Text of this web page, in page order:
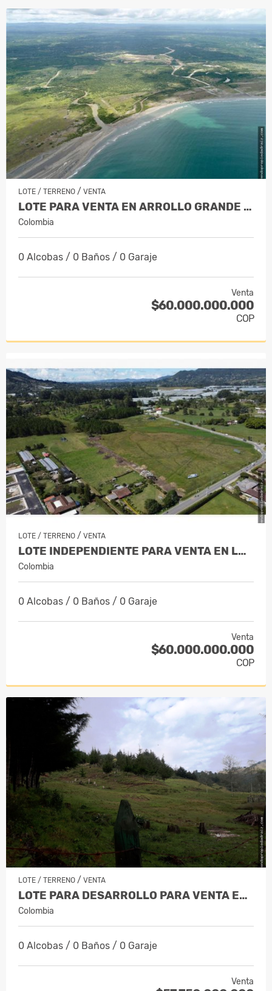
LOTE / TERRENO / VENTA
LOTE PARA VENTA EN ARROLLO GRANDE / VÍ…
Colombia
0 Alcobas / 0 Baños / 0 Garaje
Venta
$60.000.000.000
COP
LOTE / TERRENO / VENTA
LOTE INDEPENDIENTE PARA VENTA EN LA C…
Colombia
0 Alcobas / 0 Baños / 0 Garaje
Venta
$60.000.000.000
COP
LOTE / TERRENO / VENTA
LOTE PARA DESARROLLO PARA VENTA EN EL…
Colombia
0 Alcobas / 0 Baños / 0 Garaje
Venta